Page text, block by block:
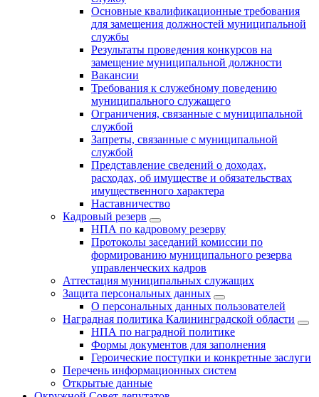
Основные квалификационные требования
для замещения должностей муниципальной
службы
Результаты проведения конкурсов на
замещение муниципальной должности
Вакансии
Требования к служебному поведению
муниципального служащего
Ограничения, связанные с муниципальной
службой
Запреты, связанные с муниципальной
службой
Представление сведений о доходах,
расходах, об имуществе и обязательствах
имущественного характера
Наставничество
Кадровый резерв
НПА по кадровому резерву
Протоколы заседаний комиссии по
формированию муниципального резерва
управленческих кадров
Аттестация муниципальных служащих
Защита персональных данных
О персональных данных пользователей
Наградная политика Калининградской области
НПА по наградной политике
Формы документов для заполнения
Героические поступки и конкретные заслуги
Перечень информационных систем
Открытые данные